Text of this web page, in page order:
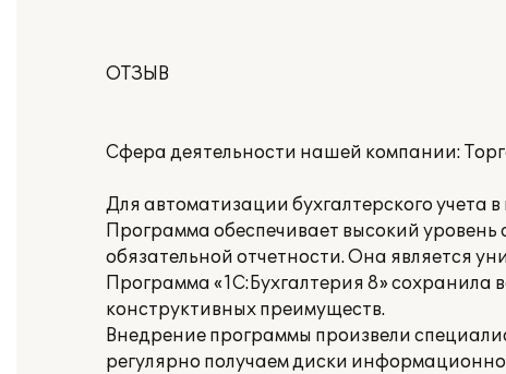
ОТЗЫВ
Сфера деятельности нашей компании:
Для автоматизации бухгалтерского
Программа обеспечивает высокий уровень
обязательной отчетности. Она является
Программа «1С:Бухгалтерия 8»
конструктивных преимуществ.
Внедрение программы произвели
регулярно получаем диски